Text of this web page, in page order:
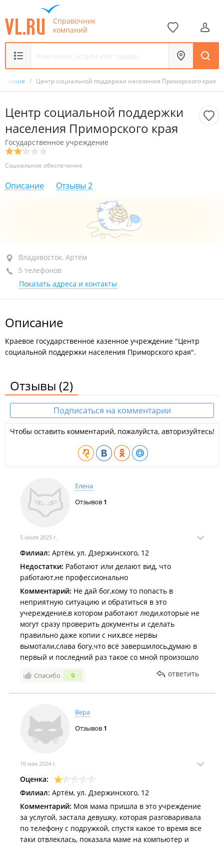
Справочник
компаний
/ Центр социальной поддержки населения Приморского края
Центр социальной поддержки
населения Приморского края
Государственное учреждение
Социальное обеспечение
Описание Отзывы 2
район "Центр", ул. Светланская, 51А
+7 (423) 239-39-47
открыто: 09:00–16:45, перерыв: 13:00–13:45
Владивосток, Артём
5 телефонов
Показать адреса и контакты
Описание
Краевое государственное казенное учреждение "Центр
социальной поддержки населения Приморского края".
Отзывы (2)
Подписаться на комментарии
Чтобы оставить комментарий, пожалуйста, авторизуйтесь!
Елена
Отзывов 1
5 июля 2025 г.
Филиал: Артём, ул. Дзержинского, 12
Недостатки: Работают или делают вид, что
работают,не профессионально
Комментарий: Не дай бог,кому то попасть в
неприятную ситуацию и обратиться в это
учереждение,в котором работают люди,которые не
могут сразу проверить документы и сделать
правильно даже копии с них,все нервы
вымотали,слава богу,что всё завершилось,думаю в
первый и последний раз такое со мной произошло
Спасибо 9 ответить
Вера
Отзывов 1
16 мая 2024 г.
Оценка:
Филиал: Артём, ул. Дзержинского, 12
Комментарий: Моя мама пришла в это учреждение
за услугой, застала девушку, которая разговаривала
по телефону с подружкой, спустя какое то время все
таки отвлеклась, показала маме на компьютер и